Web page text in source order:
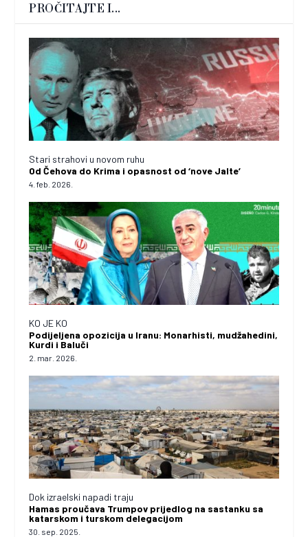
PROČITAJTE I...
Stari strahovi u novom ruhu
Od Čehova do Krima i opasnost od ‘nove Jalte’
4. feb. 2026.
KO JE KO
Podijeljena opozicija u Iranu: Monarhisti, mudžahedini,
Kurdi i Baluči
2. mar. 2026.
Dok izraelski napadi traju
Hamas proučava Trumpov prijedlog na sastanku sa
katarskom i turskom delegacijom
30. sep. 2025.